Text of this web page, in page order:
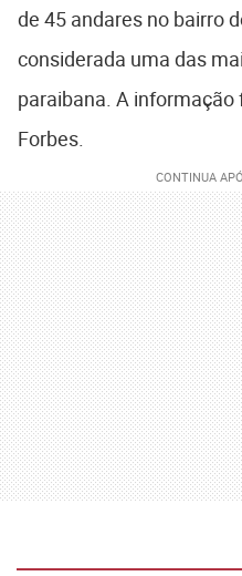
de 45 andares no bairro
considerada uma das
paraibana. A
Forbes.